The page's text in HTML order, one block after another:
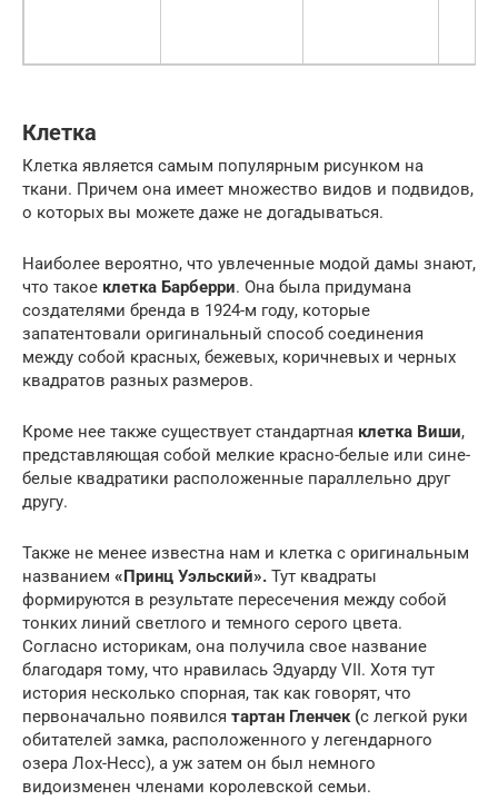
Клетка
Клетка является самым популярным рисунком на
ткани. Причем она имеет множество видов и подвидов,
о которых вы можете даже не догадываться.
Наиболее вероятно, что увлеченные модой дамы знают,
что такое клетка Барберри. Она была придумана
создателями бренда в 1924-м году, которые
запатентовали оригинальный способ соединения
между собой красных, бежевых, коричневых и черных
квадратов разных размеров.
Кроме нее также существует стандартная клетка Виши,
представляющая собой мелкие красно-белые или сине-
белые квадратики расположенные параллельно друг
другу.
Также не менее известна нам и клетка с оригинальным
названием «Принц Уэльский». Тут квадраты
формируются в результате пересечения между собой
тонких линий светлого и темного серого цвета.
Согласно историкам, она получила свое название
благодаря тому, что нравилась Эдуарду VII. Хотя тут
история несколько спорная, так как говорят, что
первоначально появился тартан Гленчек (с легкой руки
обитателей замка, расположенного у легендарного
озера Лох-Несс), а уж затем он был немного
видоизменен членами королевской семьи.